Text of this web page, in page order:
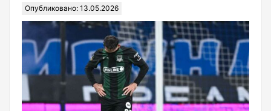
Опубликовано: 13.05.2026